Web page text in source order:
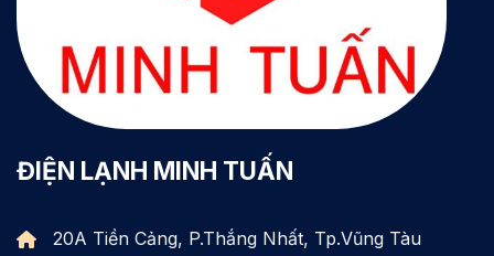
ĐIỆN LẠNH MINH TUẤN
20A Tiền Cảng, P.Thắng Nhất, Tp.Vũng Tàu